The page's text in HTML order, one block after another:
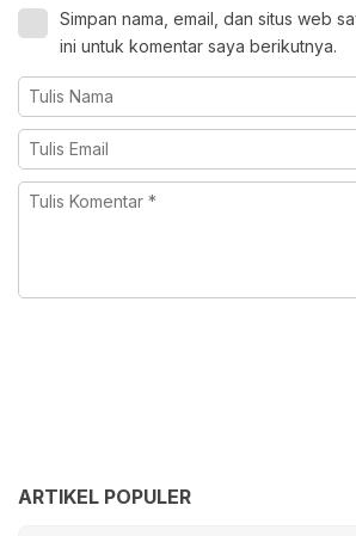
Simpan nama, email, dan situs web
ini untuk komentar saya berikutnya.
ARTIKEL POPULER